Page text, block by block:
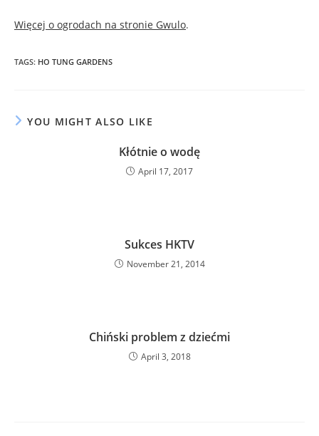
Więcej o ogrodach na stronie Gwulo.
TAGS: HO TUNG GARDENS
YOU MIGHT ALSO LIKE
Kłótnie o wodę
April 17, 2017
Sukces HKTV
November 21, 2014
Chiński problem z dziećmi
April 3, 2018